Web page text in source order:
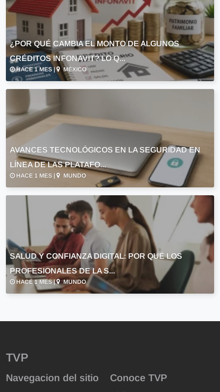
¿POR QUÉ CAMBIA EL MONTO DE ALGUNOS
CRÉDITOS INFONAVIT? LO Q...
HACE 1 MES | MÉXICO
AVANCES TECNOLÓGICOS EN LA SEGURIDAD EN
LÍNEA DE LAS PLATAFO...
HACE 1 MES | MUNDO
SALUD Y CONFIANZA DIGITAL: POR QUÉ LOS
PROFESIONALES DE LA S...
HACE 1 MES | MUNDO
TVP
Navegacion del sitio Conoce TVP